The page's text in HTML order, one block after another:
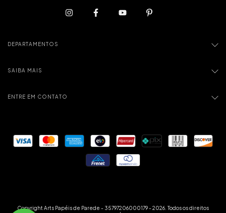
DEPARTAMENTOS
SAIBA MAIS
ENTRE EM CONTATO
Copyright Arts Papéis de Parede - 35797206000179 - 2026. Todos os direitos